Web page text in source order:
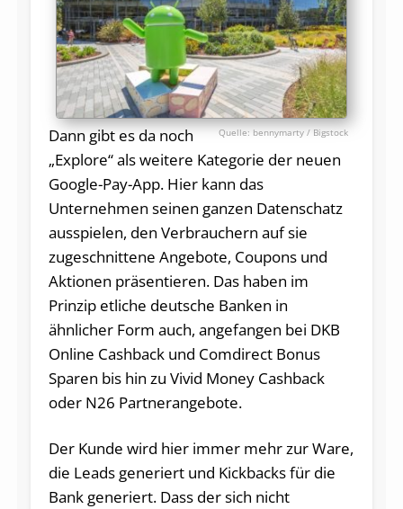
bennymarty / Bigstock
Dann gibt es da noch
„Explore“ als weitere Kategorie der neuen
Google-Pay-App. Hier kann das
Unternehmen seinen ganzen Datenschatz
ausspielen, den Verbrauchern auf sie
zugeschnittene Angebote, Coupons und
Aktionen präsentieren. Das haben im
Prinzip etliche deutsche Banken in
ähnlicher Form auch, angefangen bei DKB
Online Cashback und Comdirect Bonus
Sparen bis hin zu Vivid Money Cashback
oder N26 Partnerangebote.
Der Kunde wird hier immer mehr zur Ware,
die Leads generiert und Kickbacks für die
Bank generiert. Dass der sich nicht